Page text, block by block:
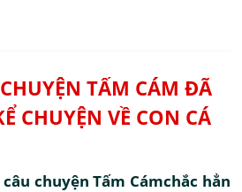
TẤM CÁM ĐÃ
CHUYỆN VỀ CON CÁ
chuyện Tấm Cámchắc hẳn